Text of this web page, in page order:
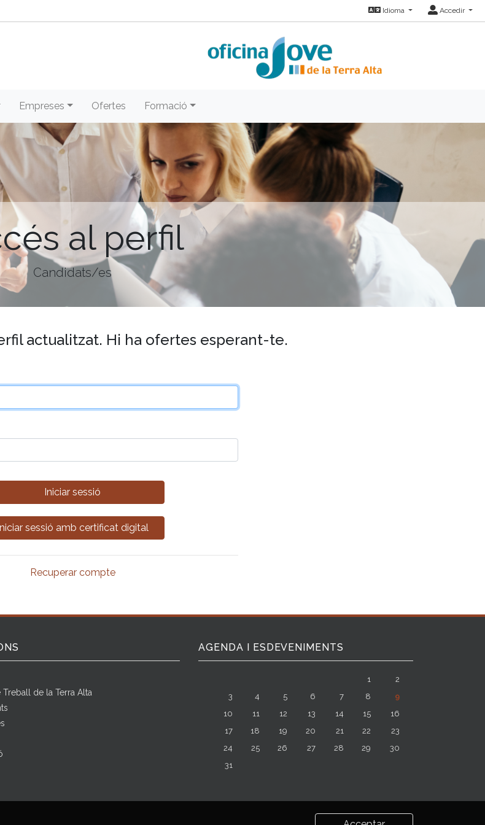
Idioma Accedir
Empreses Ofertes Formació
al perfil
Candidats/es
actualitzat. Hi ha ofertes esperant-te.
Recuperar compte
Treball de la Terra Alta
AGENDA I ESDEVENIMENTS
1
2
3
4 5 6 7 8
9
10
11 12 13 14 15
16
17
18 19 20 21 22
23
24
25 26 27 28 29
30
31